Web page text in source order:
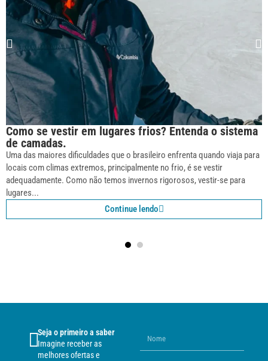
Como se vestir em lugares frios? Entenda o sistema
de camadas.
Uma das maiores dificuldades que o brasileiro enfrenta quando viaja para
locais com climas extremos, principalmente no frio, é se vestir
adequadamente. Como não temos invernos rigorosos, vestir-se para
lugares...
Continue lendo
Seja o primeiro a saber
Imagine receber as
melhores ofertas e